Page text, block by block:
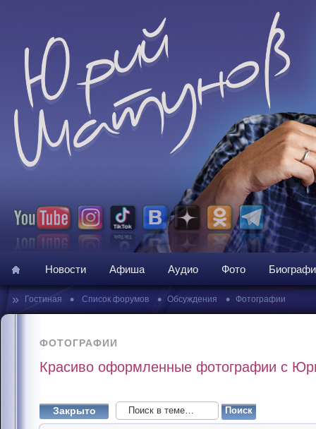
Новости Афиша Аудио Фото
» Гостиная • Список форумов • Обсуждения • Фотографии
ФОТОГРАФИИ
Красиво оформленные фотографии с
Закрыто